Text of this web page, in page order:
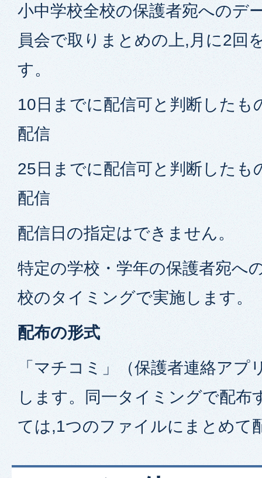
小中学校全校の保護者宛へのデ
員会で取りまとめの上,月に2回
す。
10日までに配信可と判断した
配信
25日までに配信可と判断した
配信
配信日の指定はできません。
特定の学校・学年の保護者宛へ
校のタイミングで実施します。
配布の形式
「マチコミ」（保護者連絡アプ
します。同一タイミングで配布
ては,1つのファイルにまとめて